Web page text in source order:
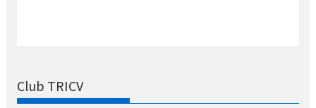
Club TRICV